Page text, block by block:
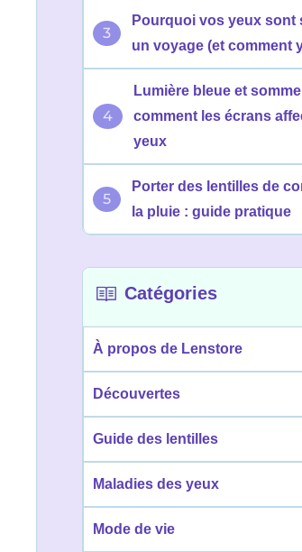
3
Pourquoi vos yeux sont
un voyage (et comment
4
Lumière bleue et
comment les écrans
yeux
5
Porter des lentilles de
la pluie : guide pratique
Catégories
À propos de Lenstore
Découvertes
Guide des lentilles
Maladies des yeux
Mode de vie